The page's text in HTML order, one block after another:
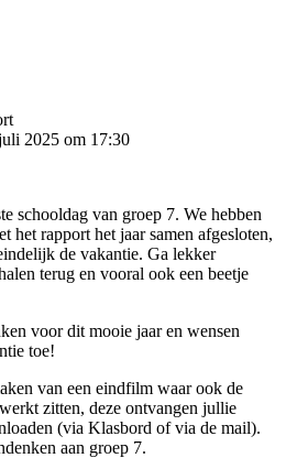
2025 om 17:30
schooldag van groep 7. We hebben
het rapport het jaar samen afgesloten,
de vakantie. Ga lekker
terug en vooral ook een beetje
voor dit mooie jaar en wensen
toe!
van een eindfilm waar ook de
zitten, deze ontvangen jullie
(via Klasbord of via de mail).
aan groep 7.